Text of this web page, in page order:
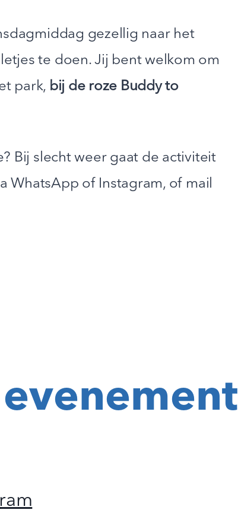
gezellig naar het
te doen. Jij bent welkom om
park, bij de roze Buddy to
Bij slecht weer gaat de activiteit
WhatsApp of Instagram, of mail